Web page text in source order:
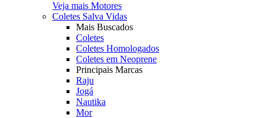
Veja mais Motores
Coletes Salva Vidas
Mais Buscados
Coletes
Coletes Homologados
Coletes em Neoprene
Principais Marcas
Raju
Jogá
Nautika
Mor